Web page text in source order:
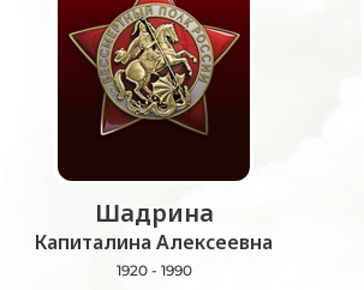
Шадрина
Капиталина Алексеевна
1920 - 1990